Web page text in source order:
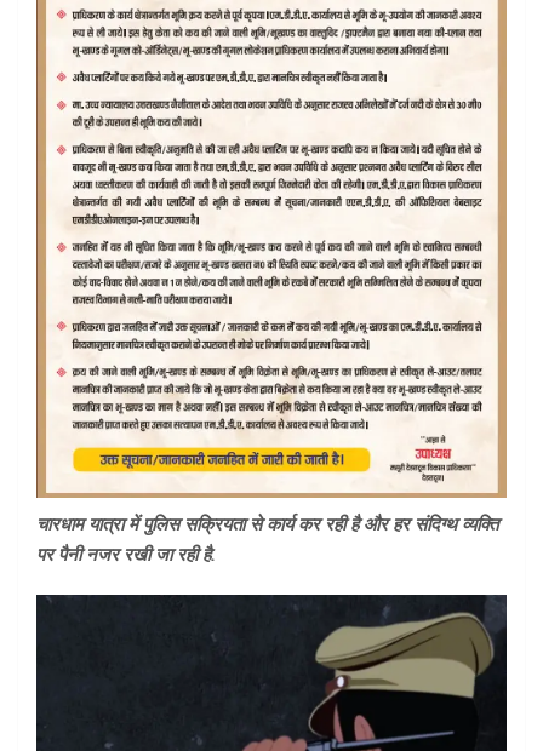
चारधाम यात्रा में पुलिस सक्रियता से कार्य कर रही है और हर संदिग्थ व्यक्ति
पर पैनी नजर रखी जा रही है.